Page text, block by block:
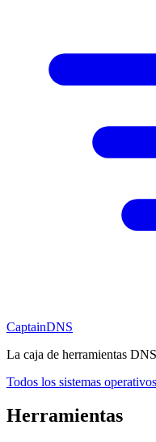
CaptainDNS
La caja de herramientas
Todos los sistemas operativos
Herramientas